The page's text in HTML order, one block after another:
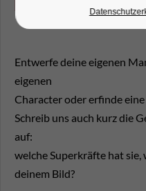
Entwerfe deine eigenen
eigenen
Character oder erfinde
Schreib uns auch kurz die
auf:
welche Superkräfte hat
deinem Bild?